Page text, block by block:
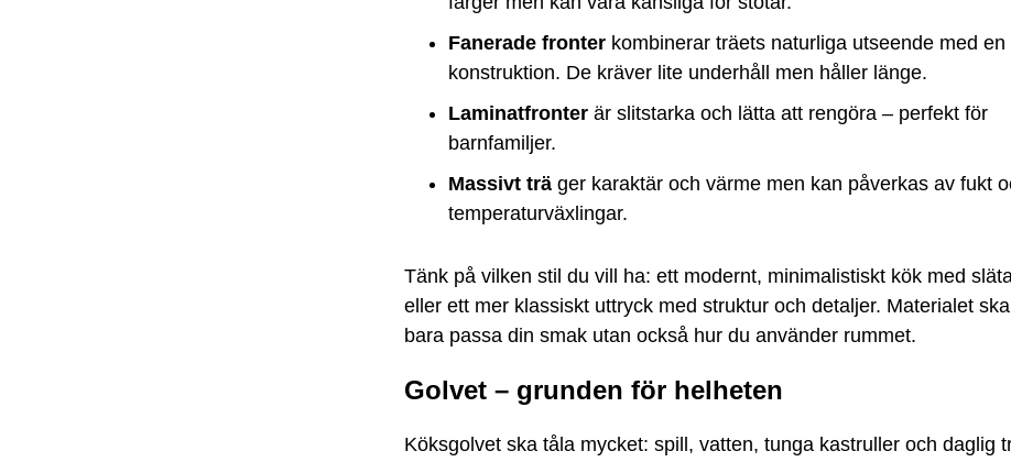
Fanerade fronter kombinerar träets naturliga utseende med en
konstruktion. De kräver lite underhåll men håller länge.
Laminatfronter är slitstarka och lätta att rengöra – perfekt för
barnfamiljer.
Massivt trä ger karaktär och värme men kan påverkas av fukt
temperaturväxlingar.
Tänk på vilken stil du vill ha: ett modernt, minimalistiskt kök med
eller ett mer klassiskt uttryck med struktur och detaljer. Materialet
bara passa din smak utan också hur du använder rummet.
Golvet – grunden för helheten
Köksgolvet ska tåla mycket: spill, vatten, tunga kastruller och daglig